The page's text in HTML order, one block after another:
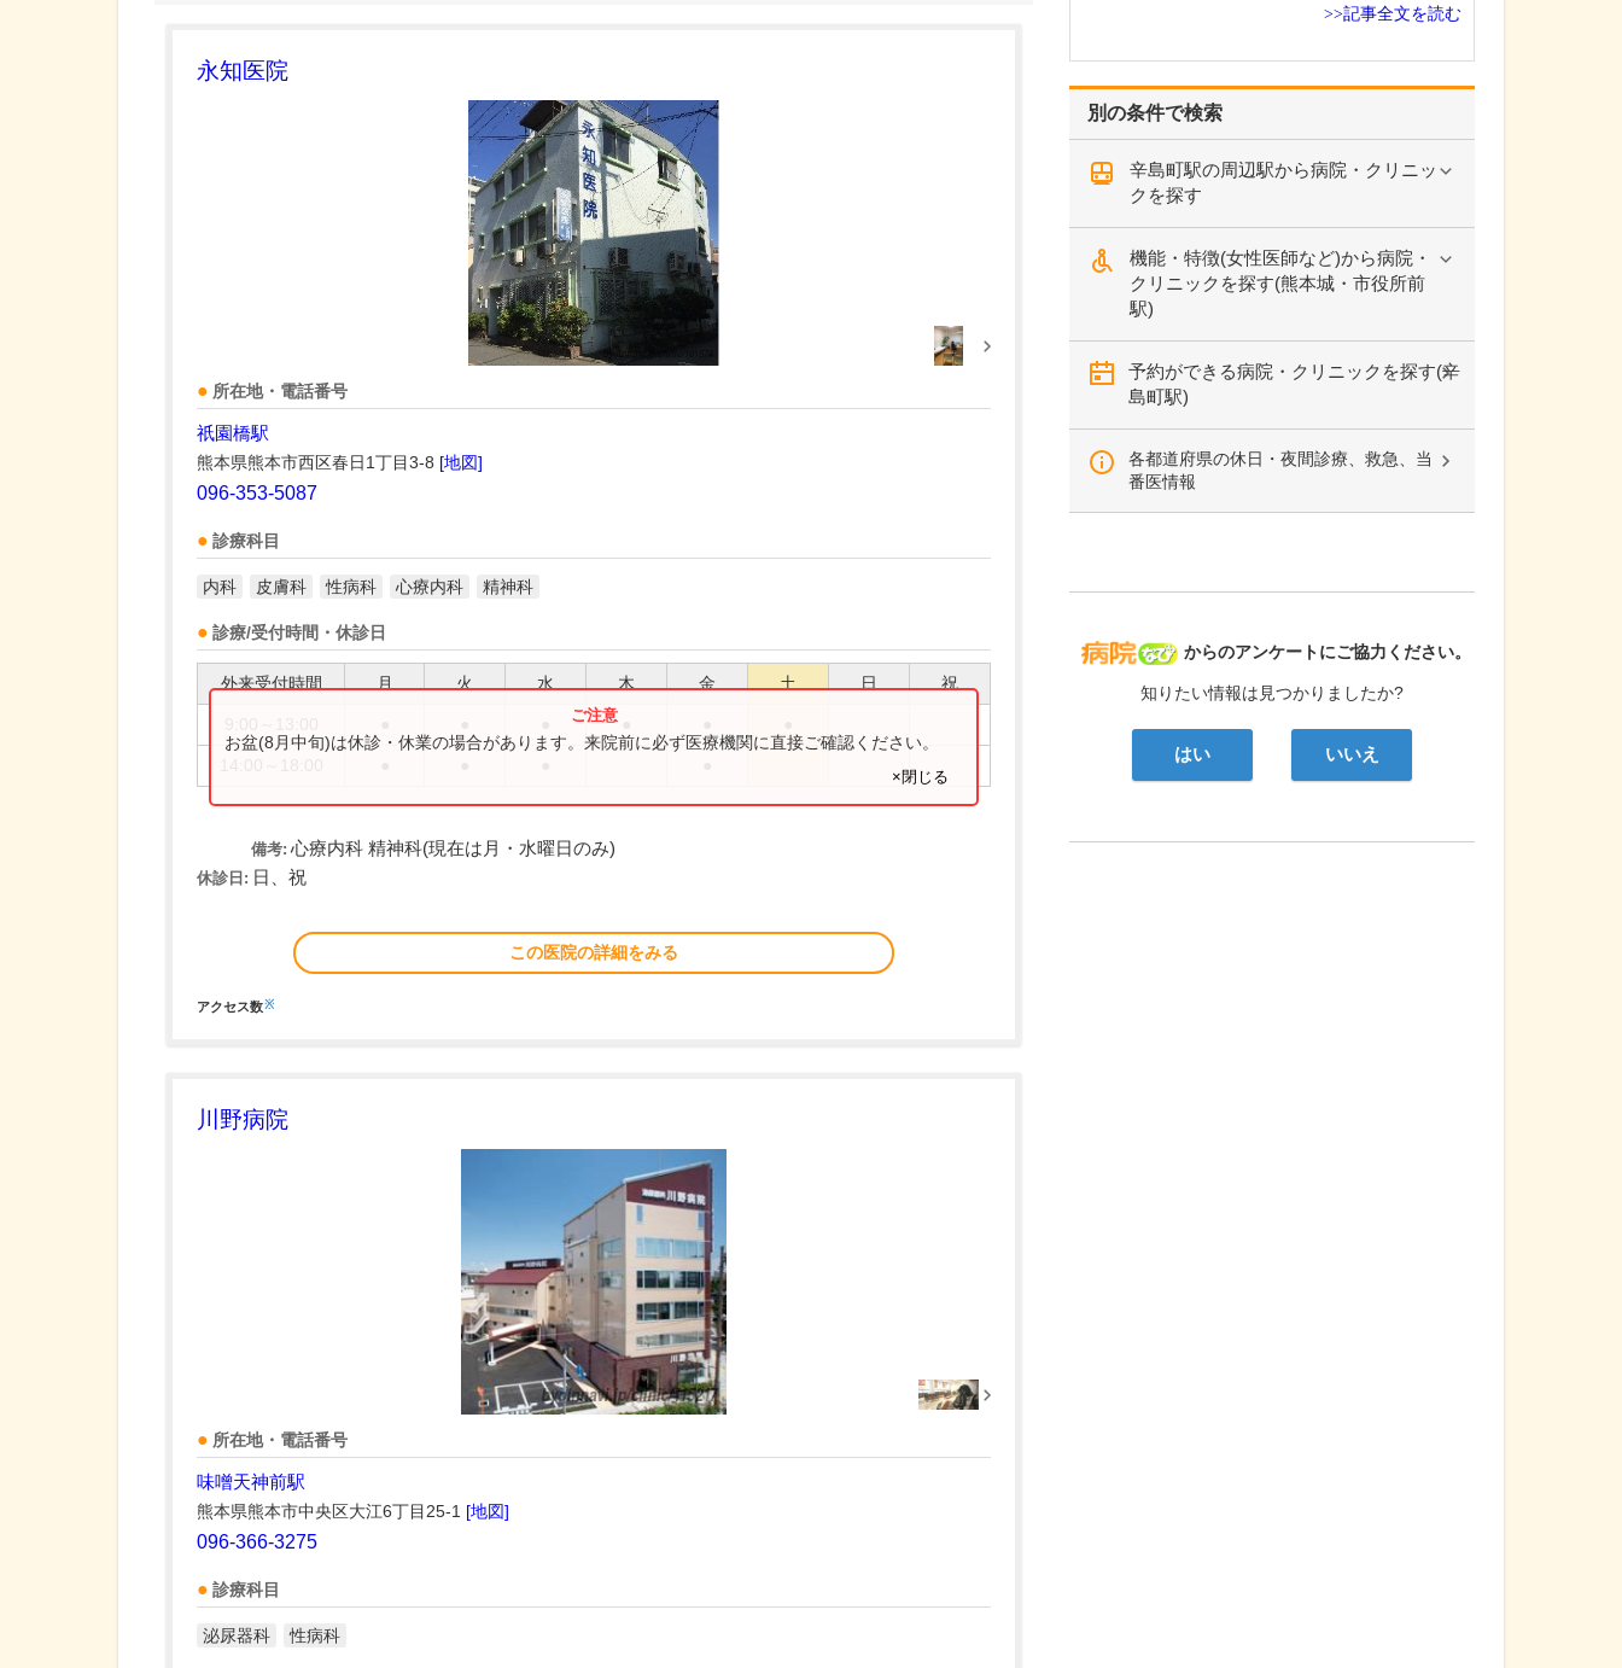
永知医院
所在地・電話番号
祇園橋駅
熊本県熊本市西区春日1丁目3-8 [地図]
096-353-5087
診療科目
内科 皮膚科 性病科 心療内科 精神科
診療/受付時間・休診日
外来受付時間 月 火 水 木 金 土 日 祝
お盆(8月中旬)は休診・休業の場合があります。来院前に必ず医療機関に直接ご確認ください。
×閉じる
備考: 心療内科 精神科(現在は月・水曜日のみ)
休診日: 日、祝
この医院の詳細をみる
アクセス数※
川野病院
所在地・電話番号
味噌天神前駅
熊本県熊本市中央区大江6丁目25-1 [地図]
096-366-3275
診療科目
泌尿器科 性病科
別の条件で検索
辛島町駅の周辺駅から病院・クリニッ
クを探す
機能・特徴(女性医師など)から病院・
クリニックを探す(熊本城・市役所前
駅)
予約ができる病院・クリニックを探す(辛
島町駅)
各都道府県の休日・夜間診療、救急、当
番医情報
病院なび
からのアンケートにご協力ください。
知りたい情報は見つかりましたか?
はい いいえ
>>記事全文を読む